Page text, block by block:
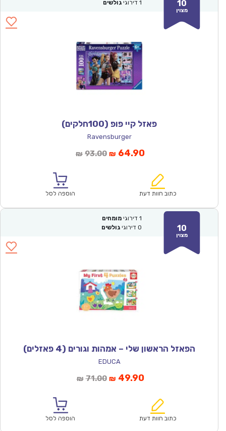
10
מצוין
1 דירוגי גולשים
פאזל קיי פופ (100חלקים)
Ravensburger
₪ 93.00המחיר
₪93.00.
₪ 64.90המחיר
הוא:
כתוב חוות דעת הוספה לסל
10
מצוין
1 דירוגי מומחים
0 דירוגי גולשים
הפאזל הראשון שלי – אמהות וגורים (4 פאזלים)
EDUCA
₪ 71.00המחיר
₪71.00.
₪ 49.90המחיר
הוא:
כתוב חוות דעת הוספה לסל